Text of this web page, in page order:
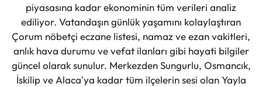
piyasasına kadar ekonominin tüm verileri analiz
ediliyor. Vatandaşın günlük yaşamını kolaylaştıran
Çorum nöbetçi eczane listesi, namaz ve ezan vakitleri,
anlık hava durumu ve vefat ilanları gibi hayati bilgiler
güncel olarak sunulur. Merkezden Sungurlu, Osmancık,
İskilip ve Alaca'ya kadar tüm ilçelerin sesi olan Yayla